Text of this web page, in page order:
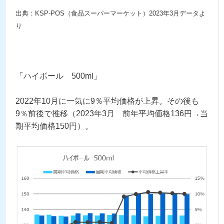
出典：KSP-POS（食品スーパーマーケット）2023年3月データよ
り
「ハイボール 500ml」
2022年10月に一気に9％平均価格が上昇。その後も
9％前後で推移（2023年3月 前年平均価格136円→当
期平均価格150円）。